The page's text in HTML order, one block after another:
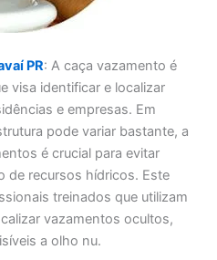
PR: A caça vazamento é
visa identificar e localizar
e empresas. Em
pode variar bastante, a
é crucial para evitar
de recursos hídricos. Este
treinados que utilizam
vazamentos ocultos,
a olho nu.